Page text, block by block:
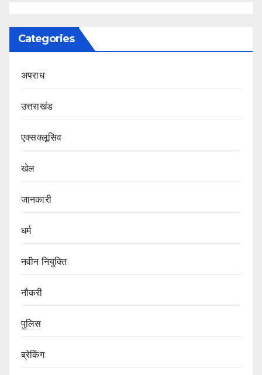
Categories
अपराध
उत्तराखंड
एक्सक्लूसिव
खेल
जानकारी
धर्म
नवीन नियुक्ति
नौकरी
पुलिस
ब्रेकिंग